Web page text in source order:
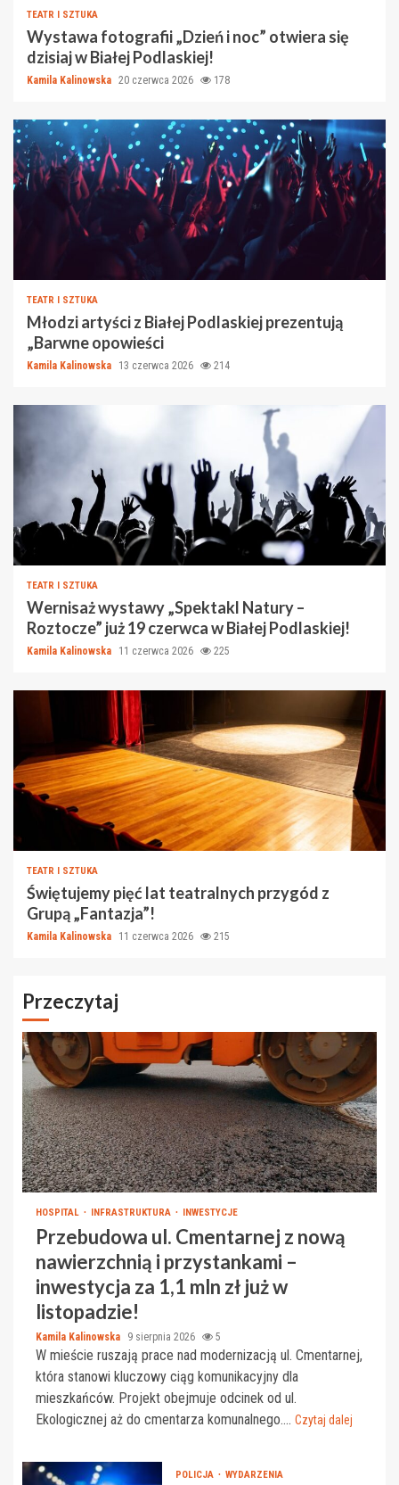
TEATR I SZTUKA
Wystawa fotografii „Dzień i noc” otwiera się
dzisiaj w Białej Podlaskiej!
Kamila Kalinowska 20 czerwca 2026 178
TEATR I SZTUKA
Młodzi artyści z Białej Podlaskiej prezentują
„Barwne opowieści
Kamila Kalinowska 13 czerwca 2026 214
TEATR I SZTUKA
Wernisaż wystawy „Spektakl Natury –
Roztocze” już 19 czerwca w Białej Podlaskiej!
Kamila Kalinowska 11 czerwca 2026 225
TEATR I SZTUKA
Świętujemy pięć lat teatralnych przygód z
Grupą „Fantazja”!
Kamila Kalinowska 11 czerwca 2026 215
Przeczytaj
HOSPITAL INFRASTRUKTURA INWESTYCJE
Przebudowa ul. Cmentarnej z nową
nawierzchnią i przystankami –
inwestycja za 1,1 mln zł już w
listopadzie!
Kamila Kalinowska 9 sierpnia 2026 5
W mieście ruszają prace nad modernizacją ul. Cmentarnej,
która stanowi kluczowy ciąg komunikacyjny dla
mieszkańców. Projekt obejmuje odcinek od ul.
Ekologicznej aż do cmentarza komunalnego.... Czytaj dalej
POLICJA WYDARZENIA